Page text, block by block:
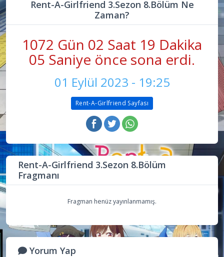
Rent-A-Girlfriend 3.Sezon 8.Bölüm Ne
Zaman?
1072 Gün 02 Saat 19 Dakika
05 Saniye önce sona erdi.
01 Eylül 2023 - 19:25
Rent-A-Girlfriend Sayfası
Rent-A-Girlfriend 3.Sezon 8.Bölüm
Fragmanı
Fragman henüz yayınlanmamış.
Yorum Yap